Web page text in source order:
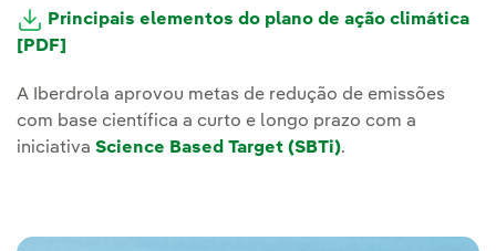
Principais elementos do plano de ação climática
[PDF]
A Iberdrola aprovou metas de redução de emissões
com base científica a curto e longo prazo com a
iniciativa Science Based Target (SBTi).